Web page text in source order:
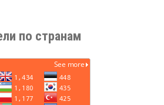
по странам